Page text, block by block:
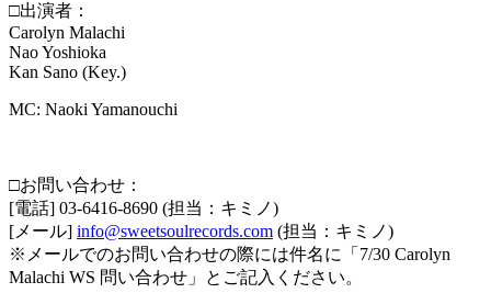
□出演者：
Carolyn Malachi
Nao Yoshioka
Kan Sano (Key.)
MC: Naoki Yamanouchi
□お問い合わせ：
[電話] 03-6416-8690 (担当：キミノ)
[メール] info@sweetsoulrecords.com (担当：キミノ)
※メールでのお問い合わせの際には件名に「7/30 Carolyn
Malachi WS 問い合わせ」とご記入ください。